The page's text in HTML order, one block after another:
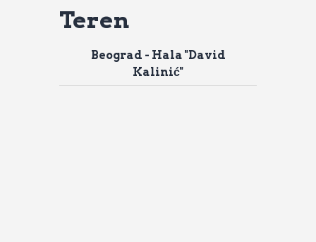
Teren
Beograd - Hala "David
Kalinić"